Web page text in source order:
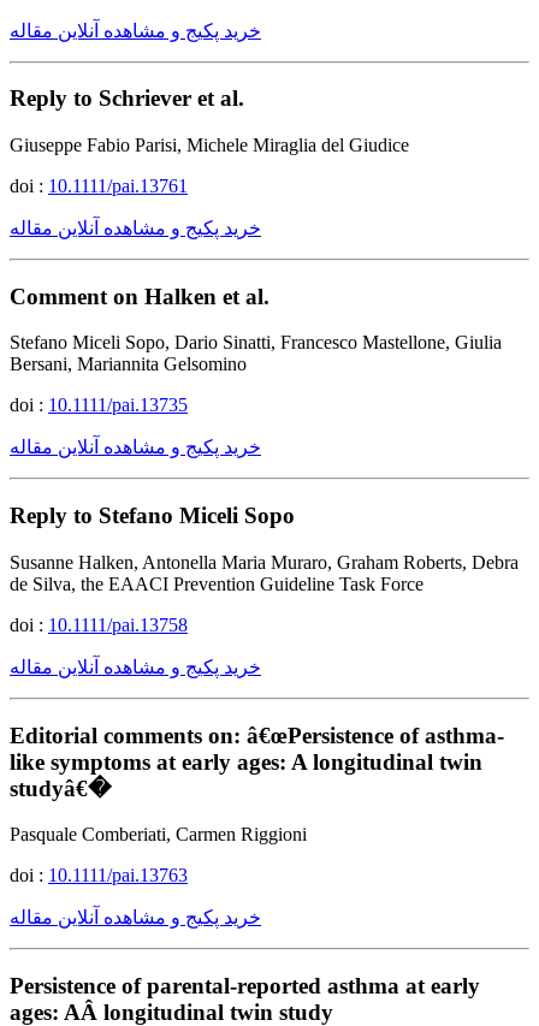
خرید پکیج و مشاهده آنلاین مقاله
Reply to Schriever et al.
Giuseppe Fabio Parisi, Michele Miraglia del Giudice
doi : 10.1111/pai.13761
خرید پکیج و مشاهده آنلاین مقاله
Comment on Halken et al.
Stefano Miceli Sopo, Dario Sinatti, Francesco Mastellone, Giulia
Bersani, Mariannita Gelsomino
doi : 10.1111/pai.13735
خرید پکیج و مشاهده آنلاین مقاله
Reply to Stefano Miceli Sopo
Susanne Halken, Antonella Maria Muraro, Graham Roberts, Debra
de Silva, the EAACI Prevention Guideline Task Force
doi : 10.1111/pai.13758
خرید پکیج و مشاهده آنلاین مقاله
Editorial comments on: â€œPersistence of asthma-
like symptoms at early ages: A longitudinal twin
studyâ€�
Pasquale Comberiati, Carmen Riggioni
doi : 10.1111/pai.13763
خرید پکیج و مشاهده آنلاین مقاله
Persistence of parental-reported asthma at early
ages: AÂ longitudinal twin study